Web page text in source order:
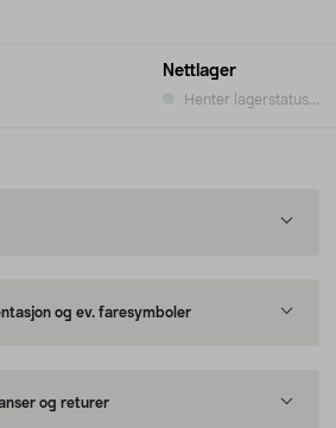
Nettlager
Henter lagerstatus...
og ev. faresymboler
og returer